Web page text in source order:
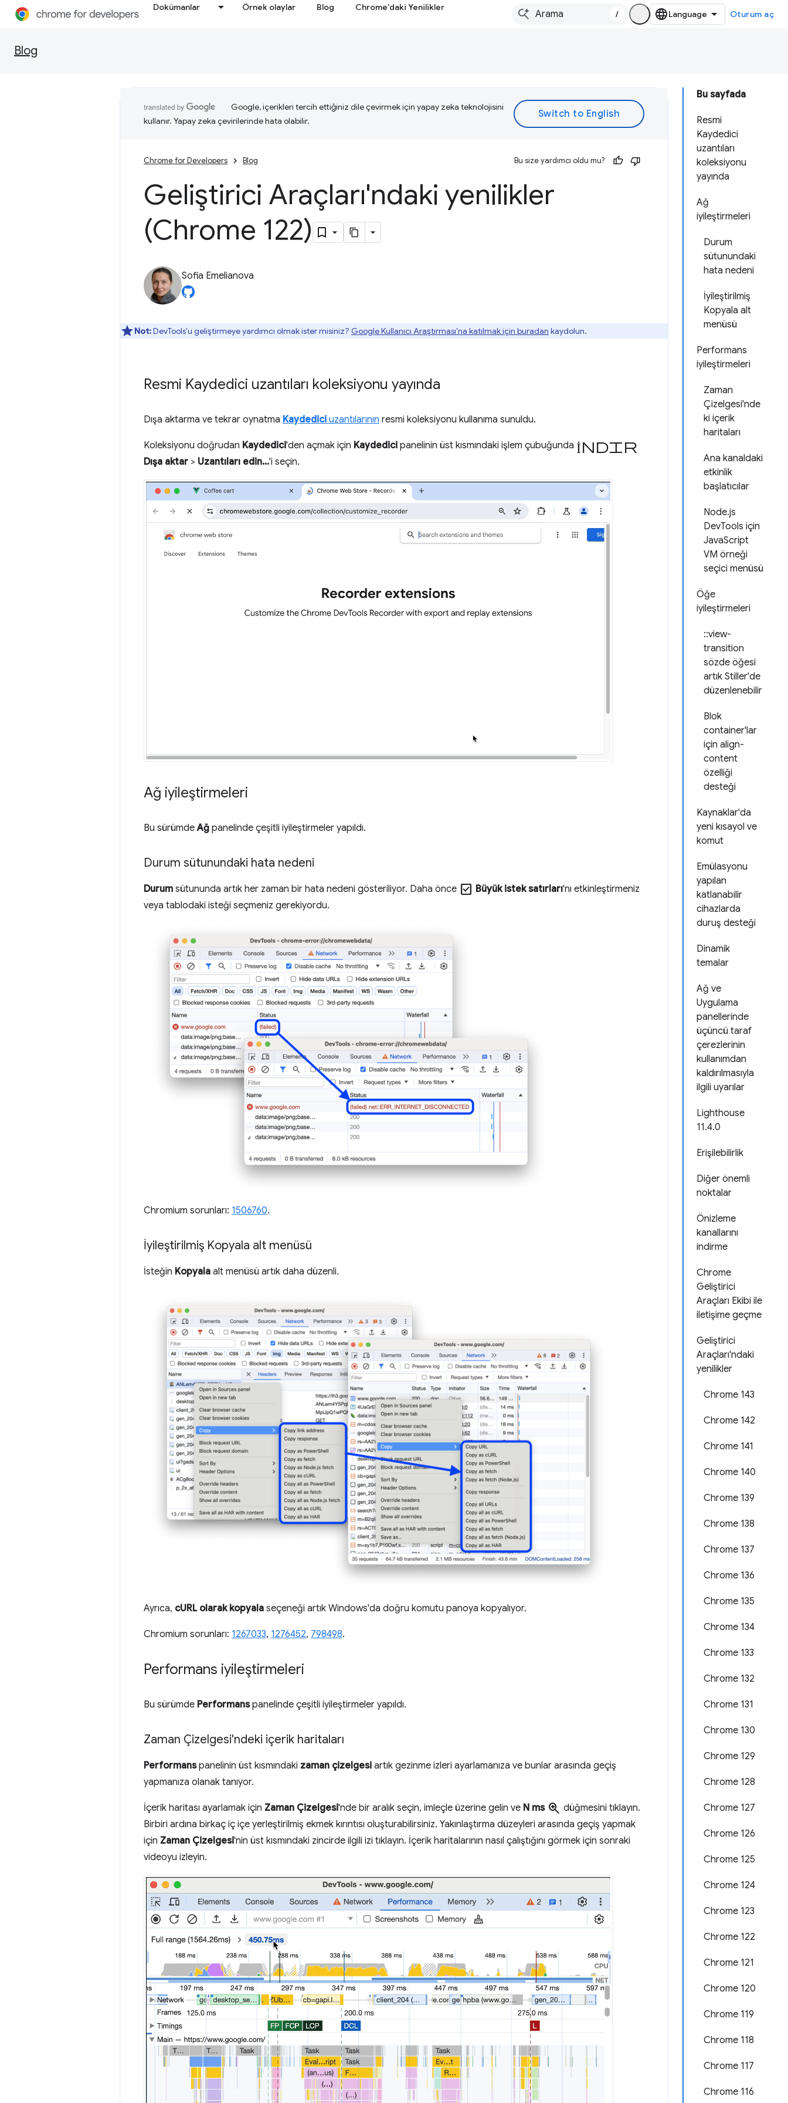
Dokümanlar Örnek olaylar Blog Chrome'daki Yenilikler
/ Oturum aç
Blog
Bu sayfada
Resmi
Kaydedici
uzantıları
koleksiyonu
yayında
Ağ
iyileştirmeleri
Durum
sütunundaki
hata nedeni
İyileştirilmiş
Kopyala alt
menüsü
Performans
iyileştirmeleri
Zaman
Çizelgesi'nde
ki içerik
haritaları
Ana kanaldaki
etkinlik
başlatıcılar
Node.js
DevTools için
JavaScript
VM örneği
seçici menüsü
Öğe
iyileştirmeleri
::view-
transition
sözde öğesi
artık Stiller'de
düzenlenebilir
Blok
container'lar
için align-
content
özelliği
desteği
Kaynaklar'da
yeni kısayol ve
komut
Emülasyonu
yapılan
katlanabilir
cihazlarda
duruş desteği
Dinamik
temalar
Ağ ve
Uygulama
panellerinde
üçüncü taraf
çerezlerinin
kullanımdan
kaldırılmasıyla
ilgili uyarılar
Lighthouse
11.4.0
Erişilebilirlik
Diğer önemli
noktalar
Önizleme
kanallarını
indirme
Chrome
Geliştirici
Araçları Ekibi ile
iletişime geçme
Geliştirici
Araçları'ndaki
yenilikler
Chrome 143
Chrome 142
Chrome 141
Chrome 140
Chrome 139
Chrome 138
Chrome 137
Chrome 136
Chrome 135
Chrome 134
Chrome 133
Chrome 132
Chrome 131
Chrome 130
Chrome 129
Chrome 128
Chrome 127
Chrome 126
Chrome 125
Chrome 124
Chrome 123
Chrome 122
Chrome 121
Chrome 120
Chrome 119
Chrome 118
Chrome 117
Chrome 116
Google, içerikleri tercih ettiğiniz dile çevirmek için yapay zeka teknolojisini
kullanır. Yapay zeka çevirilerinde hata olabilir.
Chrome for Developers Blog Bu size yardımcı oldu mu?
Geliştirici Araçları'ndaki yenilikler
(Chrome 122)
Sofia Emelianova
Not:DevTools'u geliştirmeye yardımcı olmak ister misiniz? Google Kullanıcı Araştırması'na katılmak için buradan kaydolun.
Resmi Kaydedici uzantıları koleksiyonu yayında
Dışa aktarma ve tekrar oynatma Kaydedici uzantılarının resmi koleksiyonu kullanıma sunuldu.
Koleksiyonu doğrudan Kaydedici'den açmak için Kaydedici panelinin üst kısmındaki işlem çubuğunda İndir
Dışa aktar > Uzantıları edin...'i seçin.
Ağ iyileştirmeleri
Bu sürümdeAğ panelinde çeşitli iyileştirmeler yapıldı.
Durum sütunundaki hata nedeni
Durum sütununda artık her zaman bir hata nedeni gösteriliyor. Daha önce check_box Büyük istek satırları'nı etkinleştirmeniz
veya tablodaki isteği seçmeniz gerekiyordu.
Chromium sorunları: 1506760.
İyileştirilmiş Kopyala alt menüsü
İsteğin Kopyala alt menüsü artık daha düzenli.
Ayrıca, cURL olarak kopyala seçeneği artık Windows'da doğru komutu panoya kopyalıyor.
Chromium sorunları: 1267033, 1276452, 798498.
Performans iyileştirmeleri
Bu sürümde Performanspanelinde çeşitli iyileştirmeler yapıldı.
Zaman Çizelgesi'ndeki içerik haritaları
Performanspanelinin üst kısmındaki zaman çizelgesi artık gezinme izleri ayarlamanıza ve bunlar arasında geçiş
yapmanıza olanak tanıyor.
İçerik haritası ayarlamak için Zaman Çizelgesi'nde bir aralık seçin, imleçle üzerine gelin ve N ms zoom_in düğmesini tıklayın.
Birbiri ardına birkaç iç içe yerleştirilmiş ekmek kırıntısı oluşturabilirsiniz. Yakınlaştırma düzeyleri arasında geçiş yapmak
için Zaman Çizelgesi'nin üst kısmındaki zincirde ilgili izi tıklayın. İçerik haritalarının nasıl çalıştığını görmek için sonraki
videoyu izleyin.